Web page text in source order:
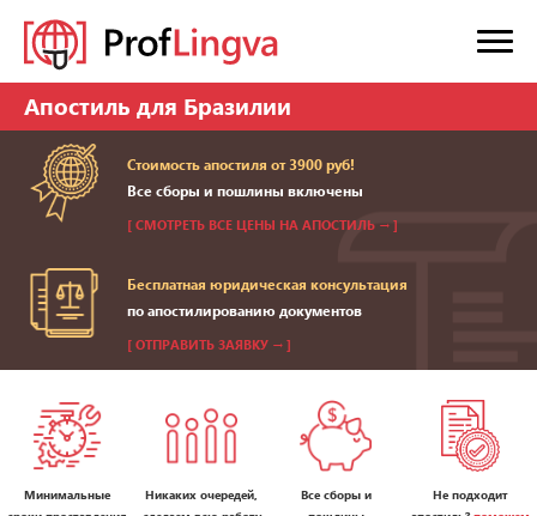
Апостиль для Бразилии
Стоимость апостиля от 3900 руб!
Все сборы и пошлины включены
[ СМОТРЕТЬ ВСЕ ЦЕНЫ НА АПОСТИЛЬ → ]
Бесплатная юридическая консультация
по апостилированию документов
[ ОТПРАВИТЬ ЗАЯВКУ → ]
Минимальные
Никаких очередей,
Все сборы и
Не подходит